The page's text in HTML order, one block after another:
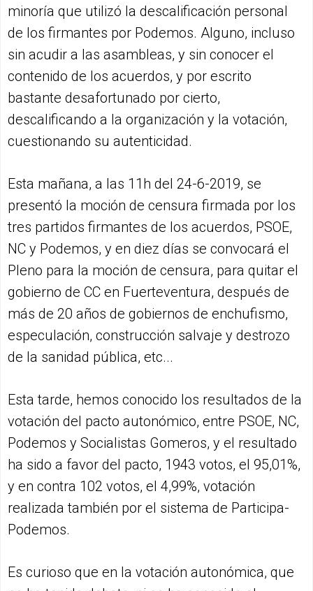
minoría que utilizó la descalificación personal
de los firmantes por Podemos. Alguno, incluso
sin acudir a las asambleas, y sin conocer el
contenido de los acuerdos, y por escrito
bastante desafortunado por cierto,
descalificando a la organización y la votación,
cuestionando su autenticidad.
Esta mañana, a las 11h del 24-6-2019, se
presentó la moción de censura firmada por los
tres partidos firmantes de los acuerdos, PSOE,
NC y Podemos, y en diez días se convocará el
Pleno para la moción de censura, para quitar el
gobierno de CC en Fuerteventura, después de
más de 20 años de gobiernos de enchufismo,
especulación, construcción salvaje y destrozo
de la sanidad pública, etc...
Esta tarde, hemos conocido los resultados de la
votación del pacto autonómico, entre PSOE, NC,
Podemos y Socialistas Gomeros, y el resultado
ha sido a favor del pacto, 1943 votos, el 95,01%,
y en contra 102 votos, el 4,99%, votación
realizada también por el sistema de Participa-
Podemos.
Es curioso que en la votación autonómica, que